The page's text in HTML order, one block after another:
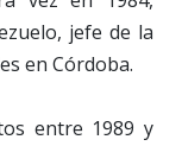
jefe de la
en Córdoba.
entre 1989 y